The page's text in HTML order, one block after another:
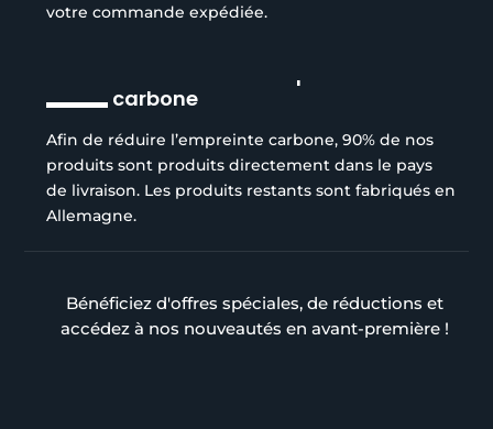
votre commande expédiée.
carbone
Afin de réduire l’empreinte carbone, 90% de nos
produits sont produits directement dans le pays
de livraison. Les produits restants sont fabriqués en
Allemagne.
Bénéficiez d'offres spéciales, de réductions et
accédez à nos nouveautés en avant-première !